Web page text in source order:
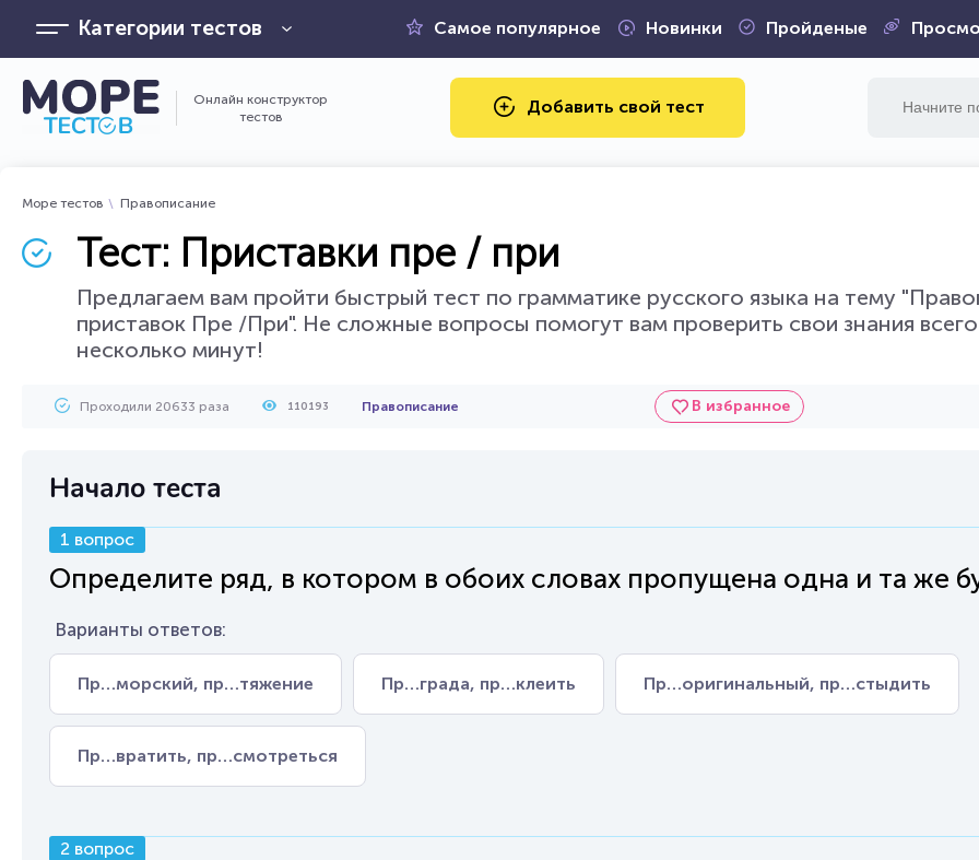
Категории тестов Самое популярное Новинки Пройденые
Онлайн конструктор
тестов
Добавить свой тест
Море тестов Правописание
Тест: Приставки пре / при
Предлагаем вам пройти быстрый тест по грамматике русского языка на тему
приставок Пре /При". Не сложные вопросы помогут вам проверить свои знания
несколько минут!
Проходили 20633 раза 110193 Правописание В избранное
Начало теста
1 вопрос
Определите ряд, в котором в обоих словах пропущена одна и та же
Варианты ответов:
Пр…морский, пр…тяжение Пр…града, пр…клеить Пр…оригинальный, пр…стыдить
Пр…вратить, пр…смотреться
2 вопрос